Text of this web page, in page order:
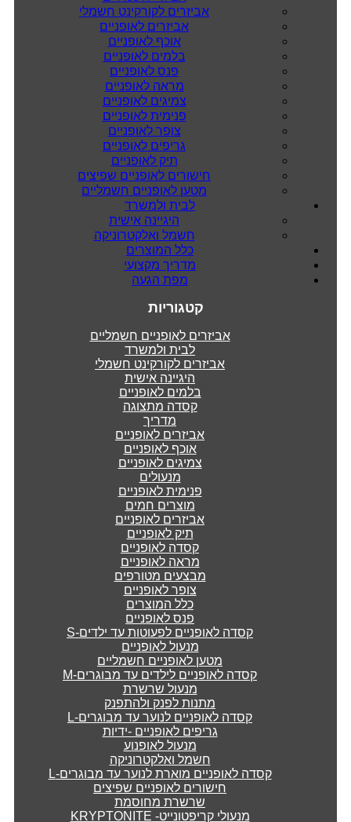
אביזרים לקורקינט חשמלי
אביזרים לאופניים
אוכף לאופניים
בלמים לאופניים
פנס לאופניים
מראה לאופניים
צמיגים לאופניים
פנימית לאופניים
צופר לאופניים
גריפים לאופניים
תיק לאופניים
חישורים לאופניים שפיצים
מטען לאופניים חשמליים
לבית ולמשרד
היגיינה אישית
חשמל ואלקטרוניקה
כלל המוצרים
מדריך מקצועי
מפת הגעה
קטגוריות
אביזרים לאופניים חשמליים
לבית ולמשרד
אביזרים לקורקינט חשמלי
היגיינה אישית
בלמים לאופניים
קסדה מתצוגה
מדריך
אביזרים לאופניים
אוכף לאופניים
צמיגים לאופניים
מנעולים
פנימית לאופניים
מוצרים חמים
אביזרים לאופניים
תיק לאופניים
קסדה לאופניים
מראה לאופניים
מבצעים מטורפים
צופר לאופניים
כלל המוצרים
פנס לאופניים
קסדה לאופניים לפעוטות עד ילדים-S
מנעול לאופניים
מטען לאופניים חשמליים
קסדה לאופניים לילדים עד מבוגרים-M
מנעול שרשרת
מתנות לפנק ולהתפנק
קסדה לאופניים לנוער עד מבוגרים-L
גריפים לאופניים -ידיות
מנעול לאופנוע
חשמל ואלקטרוניקה
קסדה לאופניים מוארת לנוער עד מבוגרים-L
חישורים לאופניים שפיצים
שרשרת מחוסמת
מנעולי קריפטונייט- KRYPTONITE